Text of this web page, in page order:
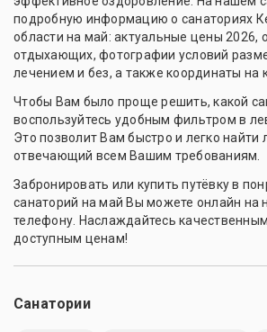
подробную информацию о санаториях
области на май: актуальные цены 2026,
отдыхающих, фотографии условий
лечением и без, а также координаты на
Чтобы Вам было проще решить, какой
воспользуйтесь удобным фильтром в
Это позволит Вам быстро и легко найти
отвечающий всем Вашим требованиям.
Забронировать или купить путёвку в
санаторий на май Вы можете онлайн на
телефону. Наслаждайтесь
доступным ценам!
Санатории